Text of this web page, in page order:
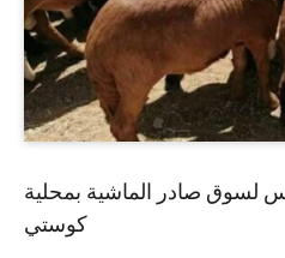
لسوق صادر الماشية بمحلية
كوستي